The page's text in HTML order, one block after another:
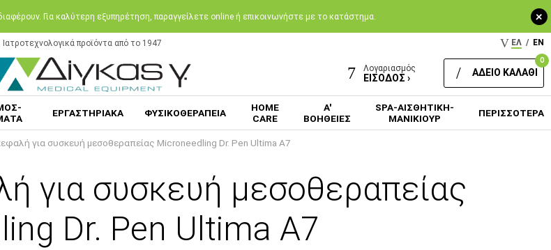
+
Για καλύτερη εξυπηρέτηση, παραγγείλετε online ή επικοινωνήστε με το κατάστημα.
Ιατροτεχνολογικά προϊόντα από το 1947 ΕΛ / EN
Λογαριασμός
ΕΙΣΟΔΟΣ ›
0
ΑΔΕΙΟ ΚΑΛΑΘΙ
ΕΡΓΑΣΤΗΡΙΑΚΑ ΦΥΣΙΚΟΘΕΡΑΠΕΙΑ
HOME
CARE
Α'
ΒΟΗΘΕΙΕΣ
SPA-ΑΙΣΘΗΤΙΚΗ-
ΜΑΝΙΚΙΟΥΡ
ΠΕΡΙΣΣΟΤΕΡΑ
για συσκευή μεσοθεραπείας Microneedling Dr. Pen Ultima A7
για συσκευή μεσοθεραπείας
Dr. Pen Ultima A7